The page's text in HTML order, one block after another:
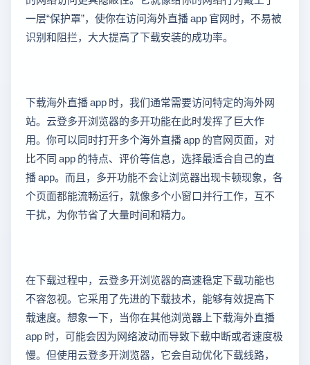
一层“保护罩”，使你在访问海外直播 app 官网时，不易被
识别和阻拦，大大提高了下载安装的成功率。
下载海外直播 app 时，我们通常需要访问特定的海外网
站。云登多开浏览器的多开功能在此时发挥了巨大作
用。你可以同时打开多个海外直播 app 的官网页面，对
比不同 app 的特点、评价等信息，选择最适合自己的直
播 app。而且，多开功能不会让浏览器出现卡顿现象，各
个页面都能流畅运行，就像多个小窗口并行工作，互不
干扰，为你节省了大量时间和精力。
在下载过程中，云登多开浏览器的高速稳定下载功能也
不容忽视。它采用了先进的下载技术，能够有效提高下
载速度。想象一下，当你在其他浏览器上下载海外直播
app 时，可能会因为网络波动而导致下载中断或者速度极
慢。但使用云登多开浏览器，它会自动优化下载线路，